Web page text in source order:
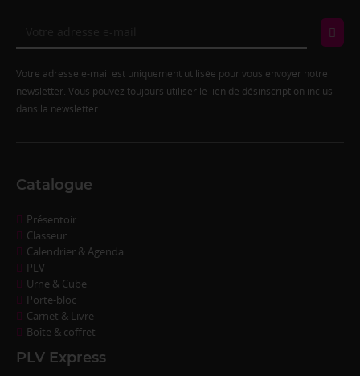
Votre adresse e-mail est uniquement utilisée pour vous envoyer notre
newsletter. Vous pouvez toujours utiliser le lien de désinscription inclus
dans la newsletter.
Catalogue
Présentoir
Classeur
Calendrier & Agenda
PLV
Urne & Cube
Porte-bloc
Carnet & Livre
Boîte & coffret
PLV Express